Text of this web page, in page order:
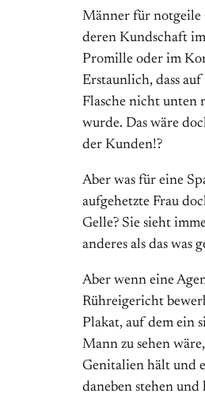
Männer für notgeile
deren Kundschaft
Promille oder im
Erstaunlich, dass
Flasche nicht unten
wurde. Das wäre
der Kunden!?
Aber was für eine
aufgehetzte Frau
Gelle? Sie sieht
anderes als das was
Aber wenn eine
Rühreigericht
Plakat, auf dem ein
Mann zu sehen
Genitalien hält und
daneben stehen